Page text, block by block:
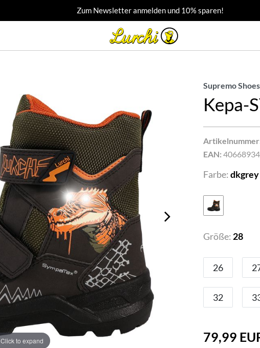
Zum Newsletter anmelden und 10% sparen!
Click to expand
Supremo
Kepa-
EAN:
Farbe:dkgrey
Größe: 28
26
32
79,99